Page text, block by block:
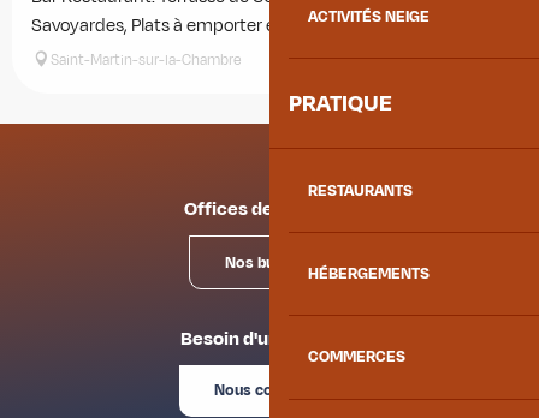
ACTIVITÉS NEIGE
PRATIQUE
RESTAURANTS
HÉBERGEMENTS
COMMERCES
Savoyardes, Plats à emporter et privatisation sur demande.
Saint-Martin-sur-la-Chambre
Offices de tourisme
Nos bureaux
Besoin d'un conseil ?
Nous contacter